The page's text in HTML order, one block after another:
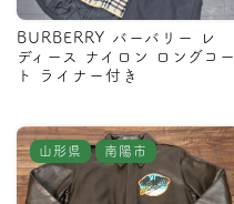
BURBERRY バーバリー レ
ディース ナイロン ロングコー
ト ライナー付き
山形県 南陽市